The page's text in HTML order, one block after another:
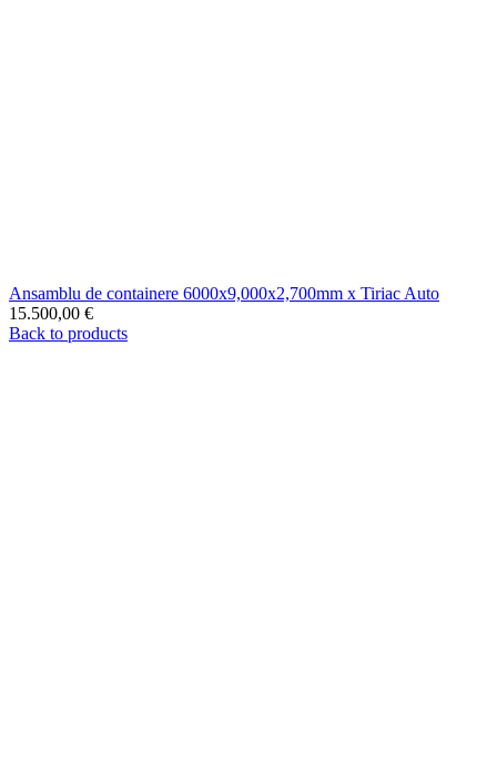
Ansamblu de containere 6000x9,000x2,700mm x Tiriac Auto
15.500,00 €
Back to products